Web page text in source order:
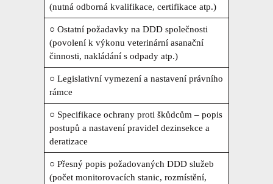
(nutná odborná kvalifikace, certifikace atp.)
○ Ostatní požadavky na DDD společnosti
(povolení k výkonu veterinární asanační
činnosti, nakládání s odpady atp.)
○ Legislativní vymezení a nastavení právního
rámce
○ Specifikace ochrany proti škůdcům – popis
postupů a nastavení pravidel dezinsekce a
deratizace
○ Přesný popis požadovaných DDD služeb
(počet monitorovacích stanic, rozmístění,